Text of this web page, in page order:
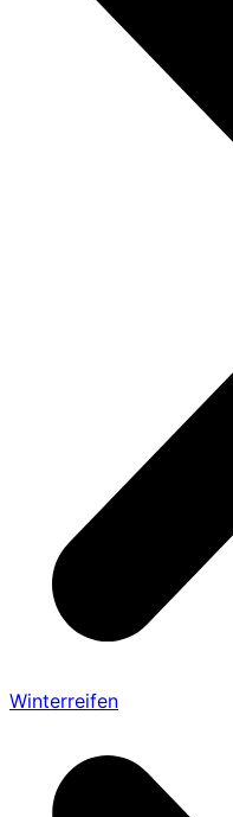
Winterreifen